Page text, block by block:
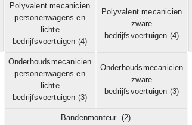
Polyvalent mecanicien
personenwagens en
lichte
bedrijfsvoertuigen (4)
Polyvalent mecanicien
zware
bedrijfsvoertuigen (4)
Onderhoudsmecanicien
personenwagens en
lichte
bedrijfsvoertuigen (3)
Onderhoudsmecanicien
zware
bedrijfsvoertuigen (3)
Bandenmonteur (2)